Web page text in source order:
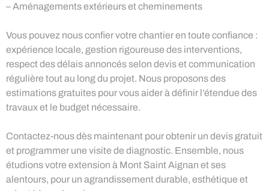
– Aménagements extérieurs et cheminements
Vous pouvez nous confier votre chantier en toute confiance :
expérience locale, gestion rigoureuse des interventions,
respect des délais annoncés selon devis et communication
régulière tout au long du projet. Nous proposons des
estimations gratuites pour vous aider à définir l’étendue des
travaux et le budget nécessaire.
Contactez-nous dès maintenant pour obtenir un devis gratuit
et programmer une visite de diagnostic. Ensemble, nous
étudions votre extension à Mont Saint Aignan et ses
alentours, pour un agrandissement durable, esthétique et